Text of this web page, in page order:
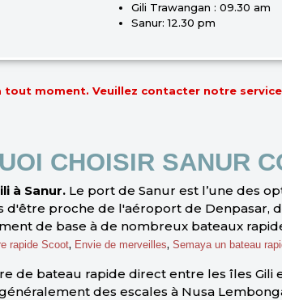
Gili Trawangan : 09.30 am
Sanur: 12.30 pm
tout moment. Veuillez contacter notre
CHOISIR SANUR
à Sanur. Le port de Sanur est l’une des
d'être proche de l'aéroport de Denpasar,
de base à de nombreux bateaux
rapide Scoot, Envie de merveilles, Semaya un bateau
de bateau rapide direct entre les îles
des escales à Nusa